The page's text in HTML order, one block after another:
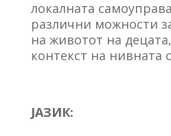
локалната
различни можности
на животот на
контекст на нивната
ЈАЗИК: